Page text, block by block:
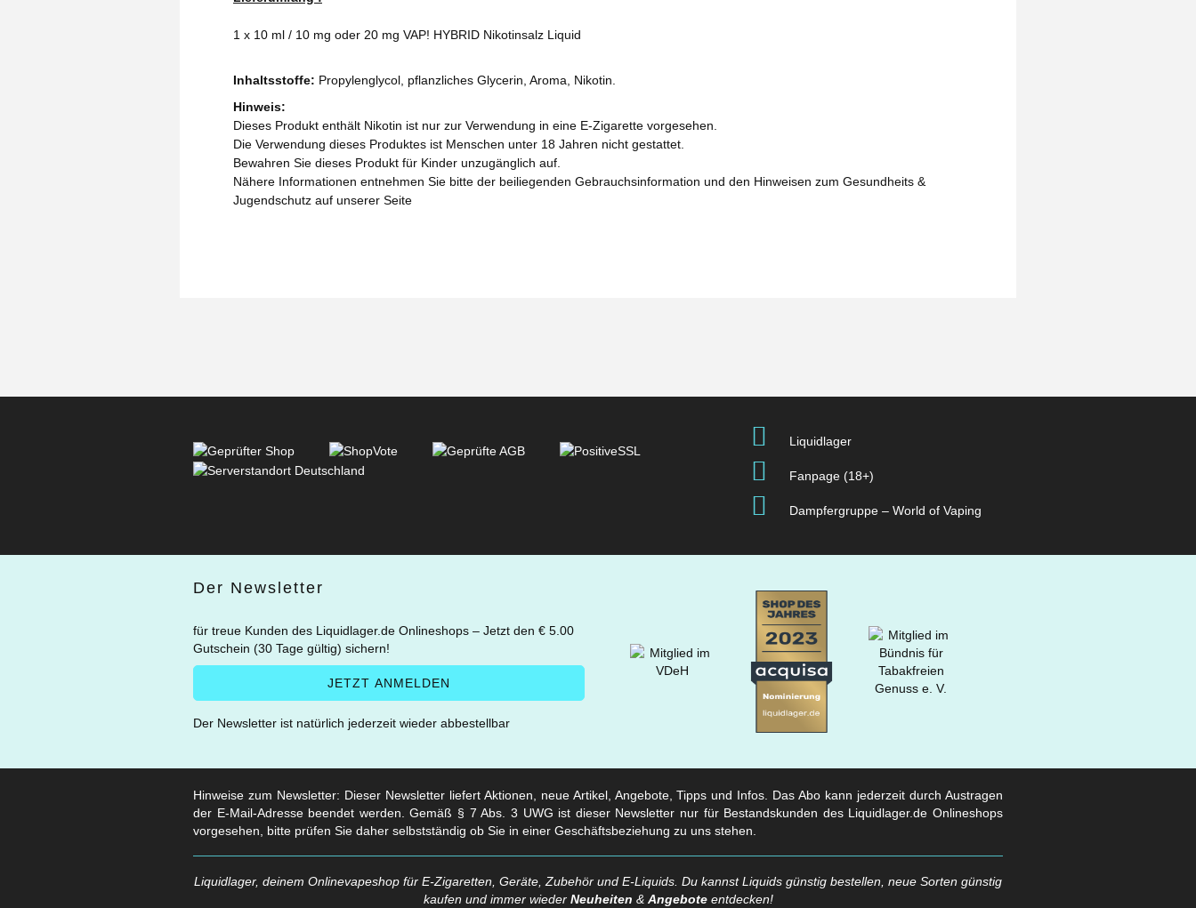
1 x 10 ml / 10 mg oder 20 mg VAP! HYBRID Nikotinsalz Liquid
Inhaltsstoffe: Propylenglycol, pflanzliches Glycerin, Aroma, Nikotin.
Hinweis:
Dieses Produkt enthält Nikotin ist nur zur Verwendung in eine E-Zigarette vorgesehen.
Die Verwendung dieses Produktes ist Menschen unter 18 Jahren nicht gestattet.
Bewahren Sie dieses Produkt für Kinder unzugänglich auf.
Nähere Informationen entnehmen Sie bitte der beiliegenden Gebrauchsinformation und den Hinweisen zum Gesundheits &
Jugendschutz auf unserer Seite
Liquidlager
Fanpage (18+)
Dampfergruppe – World of Vaping
Der Newsletter
für treue Kunden des Liquidlager.de Onlineshops – Jetzt den € 5.00
Gutschein (30 Tage gültig) sichern!
Der Newsletter ist natürlich jederzeit wieder abbestellbar
Hinweise zum Newsletter: Dieser Newsletter liefert Aktionen, neue Artikel, Angebote, Tipps und Infos. Das Abo kann jederzeit durch Austragen
der E-Mail-Adresse beendet werden. Gemäß § 7 Abs. 3 UWG ist dieser Newsletter nur für Bestandskunden des Liquidlager.de Onlineshops
vorgesehen, bitte prüfen Sie daher selbstständig ob Sie in einer Geschäftsbeziehung zu uns stehen.
Liquidlager, deinem Onlinevapeshop für E-Zigaretten, Geräte, Zubehör und E-Liquids. Du kannst Liquids günstig bestellen, neue Sorten günstig
kaufen und immer wieder Neuheiten & Angeboteentdecken!